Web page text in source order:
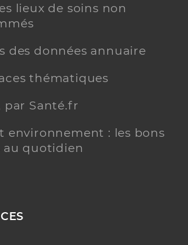
lieux de soins non
des données annuaire
thématiques
par Santé.fr
environnement : les bons
au quotidien